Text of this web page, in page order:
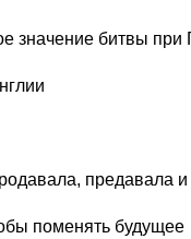
значение битвы при
предавала
поменять будущее